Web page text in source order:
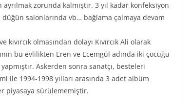
zorunda kalmıştır. 3 yıl kadar konfeksiyon
salonlarında vb… bağlama çalmaya devam
olmasından dolayı Kıvırcık Ali olarak
bu evlilikten Eren ve Ecemgül adında iki çocuğu
Askerden sonra sanatçı, besteleri
ile 1994-1998 yılları arasında 3 adet albüm
piyasaya sürülememiştir.